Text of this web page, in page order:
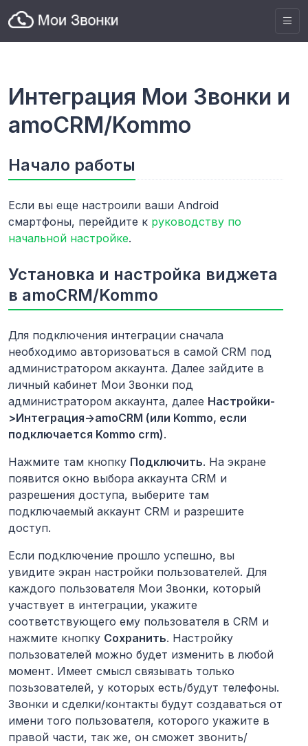
Интеграция Мои Звонки и
amoCRM/Kommo
Начало работы
Если вы еще настроили ваши Android
смартфоны, перейдите к руководству по
начальной настройке.
Установка и настройка виджета
в amoCRM/Kommo
Для подключения интеграции сначала
необходимо авторизоваться в самой CRM под
администратором аккаунта. Далее зайдите в
личный кабинет Мои Звонки под
администратором аккаунта, далее Настройки-
>Интеграция->amoCRM (или Kommo, если
подключается Kommo crm).
Нажмите там кнопку Подключить. На экране
появится окно выбора аккаунта CRM и
разрешения доступа, выберите там
подключаемый аккаунт CRM и разрешите
доступ.
Если подключение прошло успешно, вы
увидите экран настройки пользователей. Для
каждого пользователя Мои Звонки, который
участвует в интеграции, укажите
соответствующего ему пользователя в CRM и
нажмите кнопку Сохранить. Настройку
пользователей можно будет изменить в любой
момент. Имеет смысл связывать только
позьзователей, у которых есть/будут телефоны.
Звонки и сделки/контакты будут создаваться от
имени того пользователя, которого укажите в
правой части, так же, он сможет звонить/